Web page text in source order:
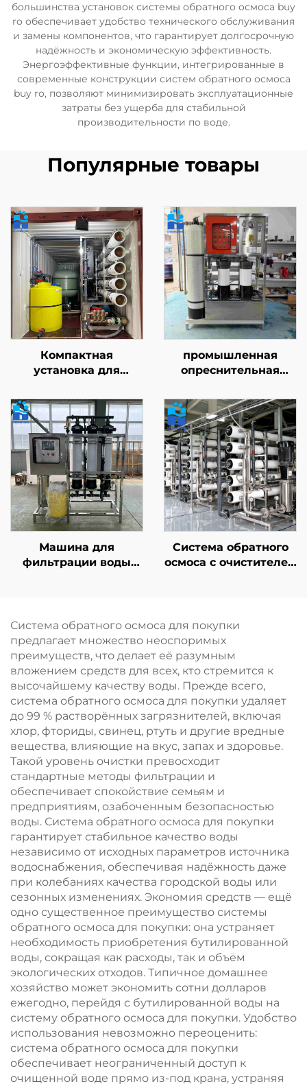
большинства установок системы обратного осмоса buy
ro обеспечивает удобство технического обслуживания
и замены компонентов, что гарантирует долгосрочную
надёжность и экономическую эффективность.
Энергоэффективные функции, интегрированные в
современные конструкции систем обратного осмоса
buy ro, позволяют минимизировать эксплуатационные
затраты без ущерба для стабильной
производительности по воде.
Популярные товары
Компактная
установка для
воды с обратным
осмосом (RO),
оборудование для
опреснения,
установка для
очистки грунтовых
вод из скважин
методом обратного
осмоса
промышленная
опреснительная
морской воды
мощностью 10 т/сут,
система водоочистки
SWRO для получения
питьевой воды
Машина для
фильтрации воды
осмоса (RO),
двухступенчатая
система, 20 т/л, в
продаже
Система обратного
осмоса с очистителем
очистки воды,
фильтрационная
система для
питьевой воды в
фермерских домах
Система обратного осмоса для покупки
предлагает множество неоспоримых
преимуществ, что делает её разумным
вложением средств для всех, кто стремится к
высочайшему качеству воды. Прежде всего,
система обратного осмоса для покупки удаляет
до 99 % растворённых загрязнителей, включая
хлор, фториды, свинец, ртуть и другие вредные
вещества, влияющие на вкус, запах и здоровье.
Такой уровень очистки превосходит
стандартные методы фильтрации и
обеспечивает спокойствие семьям и
предприятиям, озабоченным безопасностью
воды. Система обратного осмоса для покупки
гарантирует стабильное качество воды
независимо от исходных параметров источника
водоснабжения, обеспечивая надёжность даже
при колебаниях качества городской воды или
сезонных изменениях. Экономия средств — ещё
одно существенное преимущество системы
обратного осмоса для покупки: она устраняет
необходимость приобретения бутилированной
воды, сокращая как расходы, так и объём
экологических отходов. Типичное домашнее
хозяйство может экономить сотни долларов
ежегодно, перейдя с бутилированной воды на
систему обратного осмоса для покупки. Удобство
использования невозможно переоценить:
система обратного осмоса для покупки
обеспечивает неограниченный доступ к
очищенной воде прямо из-под крана, устраняя